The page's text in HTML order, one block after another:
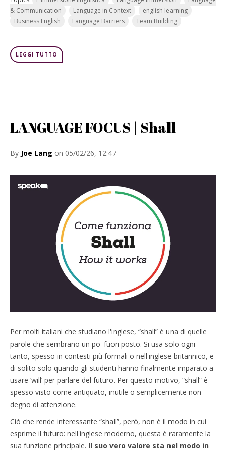
& Communication
Language in Context
english learning
Business English
Language Barriers Team Building
LEGGI TUTTO
LANGUAGE FOCUS | Shall
By Joe Lang on 05/02/26, 12:47
Per molti italiani che studiano l'inglese, “shall” è una di quelle
parole che sembrano un po' fuori posto. Si usa solo ogni
tanto, spesso in contesti più formali o nell'inglese britannico, e
di solito solo quando gli studenti hanno finalmente imparato a
usare ‘will’ per parlare del futuro. Per questo motivo, “shall” è
spesso visto come antiquato, inutile o semplicemente non
degno di attenzione.
Ciò che rende interessante “shall”, però, non è il modo in cui
esprime il futuro: nell'inglese moderno, questa è raramente la
sua funzione principale. Il suo vero valore sta nel modo in